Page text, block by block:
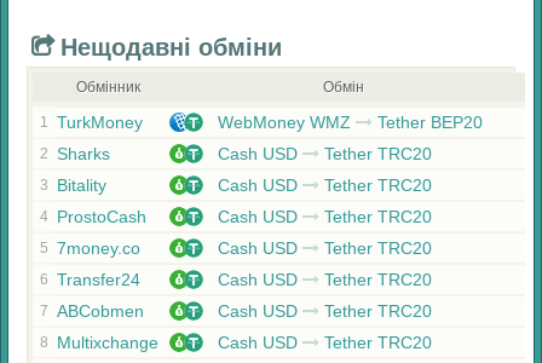
Нещодавні обміни
Обмінник Обмін
1 TurkMoney WebMoney WMZ Tether BEP20
2 Sharks Cash USD Tether TRC20
3 Bitality Cash USD Tether TRC20
4 ProstoCash Cash USD Tether TRC20
5 7money.co Cash USD Tether TRC20
6 Transfer24 Cash USD Tether TRC20
7 ABCobmen Cash USD Tether TRC20
8 Multixchange Cash USD Tether TRC20